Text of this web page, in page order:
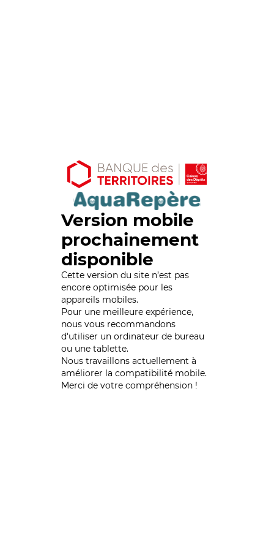
Version mobile
prochainement
disponible
Cette version du site n’est pas
encore optimisée pour les
appareils mobiles.
Pour une meilleure expérience,
nous vous recommandons
d'utiliser un ordinateur de bureau
ou une tablette.
Nous travaillons actuellement à
améliorer la compatibilité mobile.
Merci de votre compréhension !